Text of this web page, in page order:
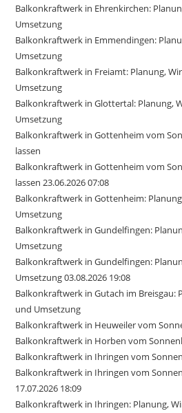
Balkonkraftwerk in Ehrenkirchen:
Umsetzung
Balkonkraftwerk in Emmendingen:
Umsetzung
Balkonkraftwerk in Freiamt: Planung,
Umsetzung
Balkonkraftwerk in Glottertal: Planung,
Umsetzung
Balkonkraftwerk in Gottenheim vom
lassen
Balkonkraftwerk in Gottenheim vom
lassen 23.06.2026 07:08
Balkonkraftwerk in Gottenheim:
Umsetzung
Balkonkraftwerk in Gundelfingen:
Umsetzung
Balkonkraftwerk in Gundelfingen:
Umsetzung 03.08.2026 19:08
Balkonkraftwerk in Gutach im Breisgau:
und Umsetzung
Balkonkraftwerk in Heuweiler vom
Balkonkraftwerk in Horben vom
Balkonkraftwerk in Ihringen vom
Balkonkraftwerk in Ihringen vom
17.07.2026 18:09
Balkonkraftwerk in Ihringen: Planung,